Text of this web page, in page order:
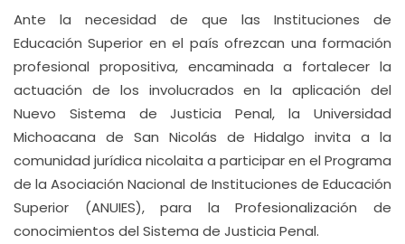
Ante la necesidad de que las Instituciones de
Educación Superior en el país ofrezcan una formación
profesional propositiva, encaminada a fortalecer la
actuación de los involucrados en la aplicación del
Nuevo Sistema de Justicia Penal, la Universidad
Michoacana de San Nicolás de Hidalgo invita a la
comunidad jurídica nicolaita a participar en el Programa
de la Asociación Nacional de Instituciones de Educación
Superior (ANUIES), para la Profesionalización de
conocimientos del Sistema de Justicia Penal.